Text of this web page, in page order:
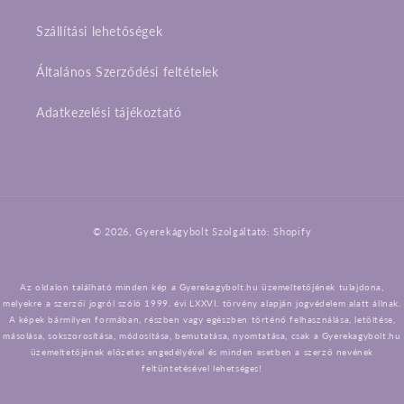
Szállítási lehetőségek
Általános Szerződési feltételek
Adatkezelési tájékoztató
© 2026,Gyerekágybolt Szolgáltató: Shopify
Az oldalon található minden kép a Gyerekagybolt.hu üzemeltetőjének tulajdona,
melyekre a szerzői jogról szóló 1999. évi LXXVI. törvény alapján jogvédelem alatt állnak.
A képek bármilyen formában, részben vagy egészben történő felhasználása, letöltése,
másolása, sokszorosítása, módosítása, bemutatása, nyomtatása, csak a Gyerekagybolt.hu
üzemeltetőjének előzetes engedélyével és minden esetben a szerző nevének
feltüntetésével lehetséges!